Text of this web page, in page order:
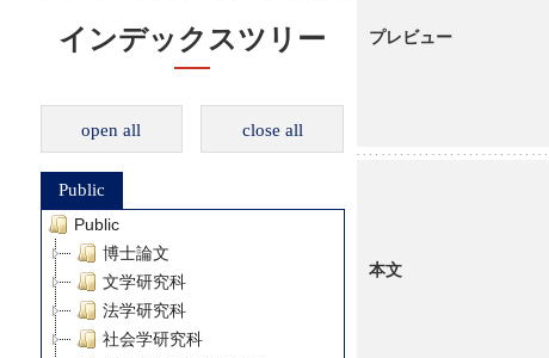
インデックスツリー
open all close all
Public
Public
博士論文
文学研究科
法学研究科
社会学研究科
プレビュー
本文